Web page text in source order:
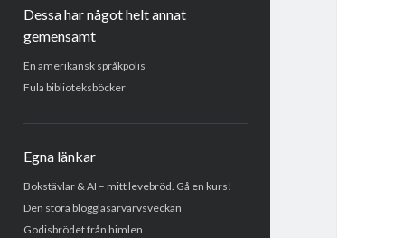
Dessa har något helt annat
gemensamt
En amerikansk språkpolis
Fula biblioteksböcker
Egna länkar
Bokstävlar & AI – mitt levebröd. Gå en kurs!
Den stora bloggläsarvärvsveckan
Godisbrödet från himlen